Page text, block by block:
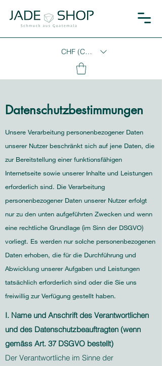
CHF (CHF)
Datenschutzbestimmungen
Unsere Verarbeitung personenbezogener Daten
unserer Nutzer beschränkt sich auf jene Daten, die
zur Bereitstellung einer funktionsfähigen
Internetseite sowie unserer Inhalte und Leistungen
erforderlich sind. Die Verarbeitung
personenbezogener Daten unserer Nutzer erfolgt
nur zu den unten aufgeführten Zwecken und wenn
eine rechtliche Grundlage (im Sinn der DSGVO)
vorliegt. Es werden nur solche personenbezogenen
Daten erhoben, die für die Durchführung und
Abwicklung unserer Aufgaben und Leistungen
tatsächlich erforderlich sind oder die Sie uns
freiwillig zur Verfügung gestellt haben.
I. Name und Anschrift des Verantwortlichen
und des Datenschutzbeauftragten (wenn
gemäss Art. 37 DSGVO bestellt)
Der Verantwortliche im Sinne der